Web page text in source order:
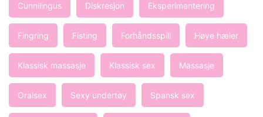
Cunnilingus Diskresjon Eksperimentering
Fingring Fisting Forhåndsspill Høye hæler
Klassisk massasje Klassisk sex Massasje
Oralsex Sexy undertøy Spansk sex